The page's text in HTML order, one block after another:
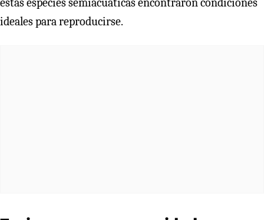
estas especies semiacuáticas encontraron condiciones
ideales para reproducirse.